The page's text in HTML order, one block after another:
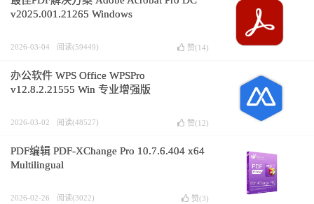
v2025.001.21265 Windows
2026-03-04 阅读(59449) 赞(14)
办公软件 WPS Office WPSPro
v12.8.2.21555 Win 专业增强版
2026-03-02 阅读(48527) 赞(12)
PDF编辑 PDF-XChange Pro 10.7.6.404 x64
Multilingual
2026-02-26 阅读(3022) 赞(3)